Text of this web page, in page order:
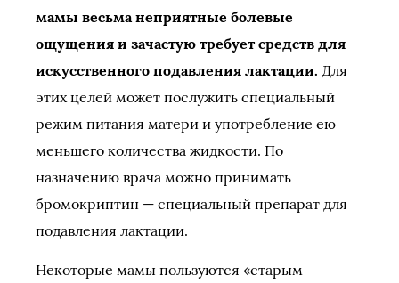
мамы весьма неприятные болевые
ощущения и зачастую требует средств для
искусственного подавления лактации. Для
этих целей может послужить специальный
режим питания матери и употребление ею
меньшего количества жидкости. По
назначению врача можно принимать
бромокриптин — специальный препарат для
подавления лактации.
Некоторые мамы пользуются «старым